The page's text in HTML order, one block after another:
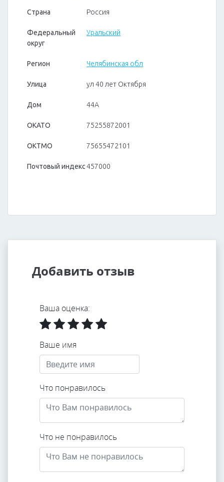
Страна Россия
Федеральный
округ
Уральский
Регион Челябинская обл
Улица ул 40 лет Октября
Дом 44А
ОКАТО 75255872001
ОКТМО 75655472101
Почтовый индекс457000
Добавить отзыв
Ваша оценка:
Ваше имя
Что понравилось
Что не понравилось